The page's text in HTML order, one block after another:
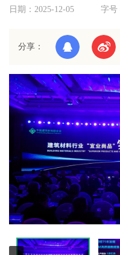
日期：2025-12-05 字号
分享：